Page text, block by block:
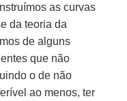
as curvas
da teoria da
de alguns
que não
o de não
ao menos, ter